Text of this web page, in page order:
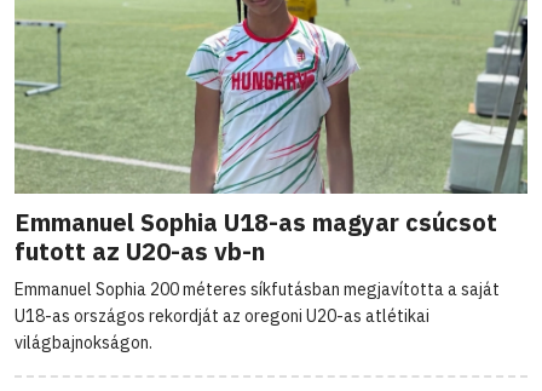
Emmanuel Sophia U18-as magyar csúcsot
futott az U20-as vb-n
Emmanuel Sophia 200 méteres síkfutásban megjavította a saját
U18-as országos rekordját az oregoni U20-as atlétikai
világbajnokságon.